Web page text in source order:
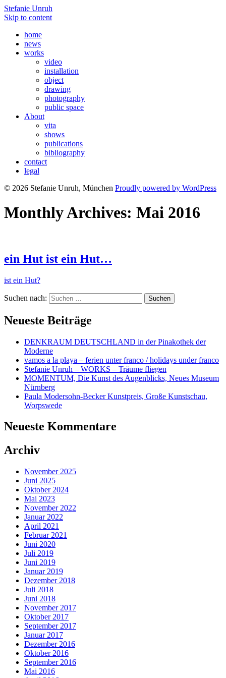
Stefanie Unruh
Skip to content
home
news
works
video
installation
object
drawing
photography
public space
About
vita
shows
publications
bibliography
contact
legal
© 2026 Stefanie Unruh, München Proudly powered by WordPress
Monthly Archives: Mai 2016
ein Hut ist ein Hut…
ist ein Hut?
Suchen nach:
Neueste Beiträge
DENKRAUM DEUTSCHLAND in der Pinakothek der
Moderne
vamos a la playa – ferien unter franco / holidays under franco
Stefanie Unruh – WORKS – Träume fliegen
MOMENTUM, Die Kunst des Augenblicks, Neues Museum
Nürnberg
Paula Modersohn-Becker Kunstpreis, Große Kunstschau,
Worpswede
Neueste Kommentare
Archiv
November 2025
Juni 2025
Oktober 2024
Mai 2023
November 2022
Januar 2022
April 2021
Februar 2021
Juni 2020
Juli 2019
Juni 2019
Januar 2019
Dezember 2018
Juli 2018
Juni 2018
November 2017
Oktober 2017
September 2017
Januar 2017
Dezember 2016
Oktober 2016
September 2016
Mai 2016